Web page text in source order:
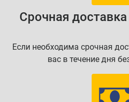
Срочная
Если необходима срочная
вас в течение дня